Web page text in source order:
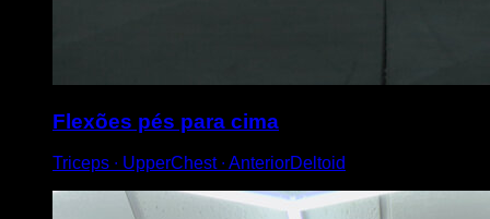
Flexões pés para cima
Triceps ∙ UpperChest ∙ AnteriorDeltoid